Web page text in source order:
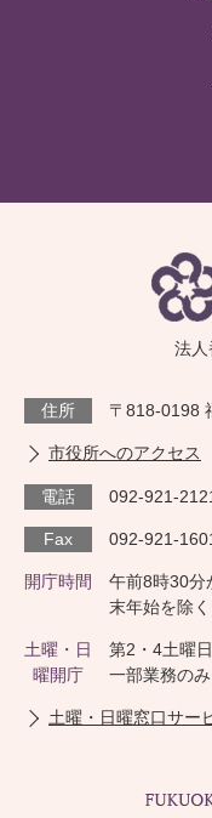
法
住所 〒818-0198
市役所へのアクセス
電話 092-921-
Fax 092-921-
開庁時間
午前8時30分
末年始を除く
土曜・日
曜開庁
第2・4土曜
一部業務のみ
土曜・日曜窓口サー